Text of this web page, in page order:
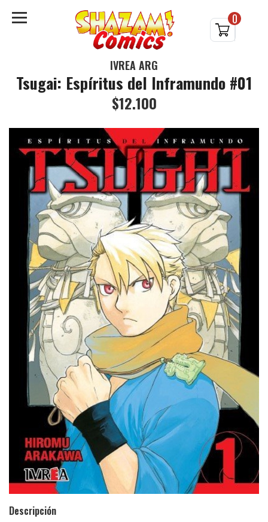
0
IVREA ARG
Tsugai: Espíritus del Inframundo #01
$12.100
Descripción